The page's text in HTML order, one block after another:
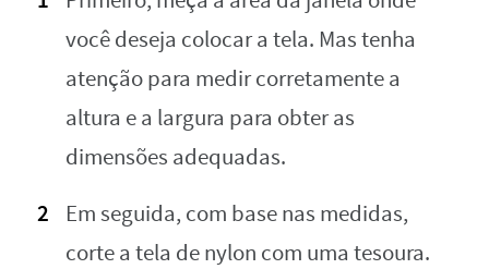
você deseja colocar a tela. Mas tenha
atenção para medir corretamente a
altura e a largura para obter as
dimensões adequadas.
Em seguida, com base nas medidas,
corte a tela de nylon com uma tesoura.